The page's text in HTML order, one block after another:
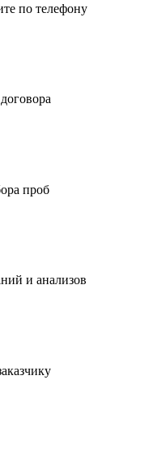
по телефону
проб
и анализов